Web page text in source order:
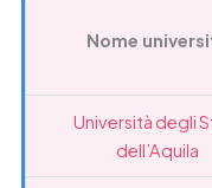
Nome
Università degli
dell’Aquila